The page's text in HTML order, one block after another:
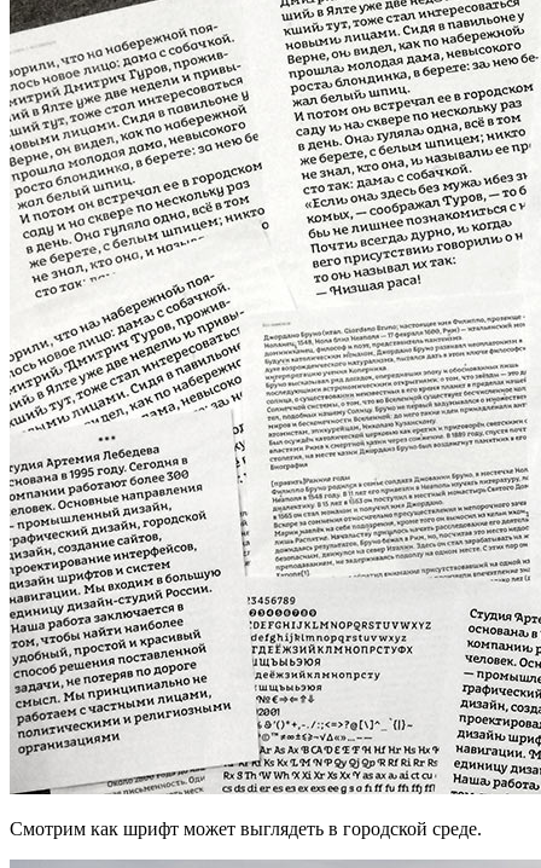
Смотрим как шрифт может выглядеть в городской среде.